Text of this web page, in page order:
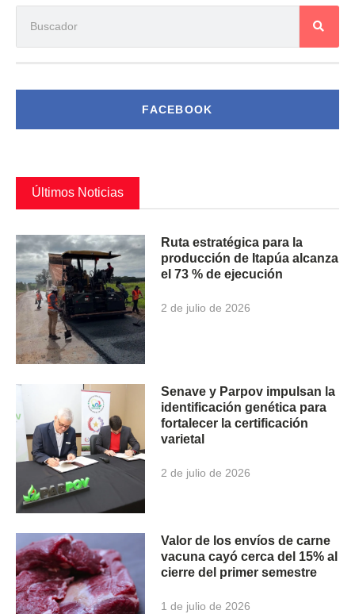
FACEBOOK
Últimos Noticias
Ruta estratégica para la
producción de Itapúa alcanza
el 73 % de ejecución
2 de julio de 2026
Senave y Parpov impulsan la
identificación genética para
fortalecer la certificación
varietal
2 de julio de 2026
Valor de los envíos de carne
vacuna cayó cerca del 15% al
cierre del primer semestre
1 de julio de 2026